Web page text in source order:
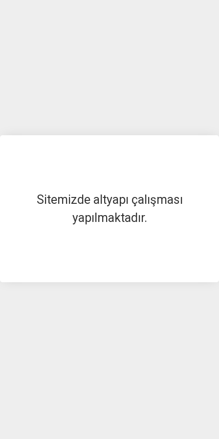
Sitemizde altyapı çalışması
yapılmaktadır.